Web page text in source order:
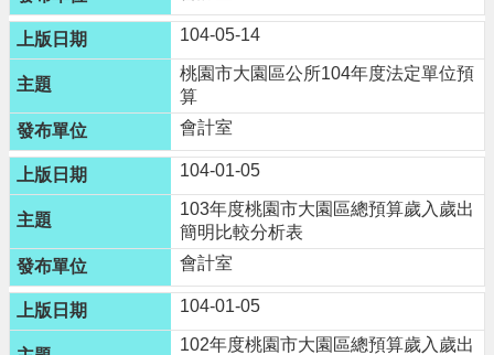
站
資
料
開
宣
告
網
站
全
政
策
104-05-14
桃園市大園區公所104年度法定單位預
算
會計室
104-01-05
103年度桃園市大園區總預算歲入歲出
簡明比較分析表
會計室
104-01-05
102年度桃園市大園區總預算歲入歲出